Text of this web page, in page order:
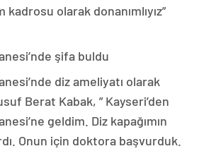
olarak donanımlıyız”
şifa buldu
diz ameliyatı olarak
Berat Kabak, ” Kayseri’den
geldim. Diz kapağımın
Onun için doktora başvurduk.